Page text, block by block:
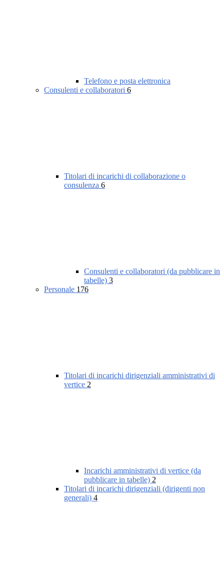
Telefono e posta elettronica
Consulenti e collaboratori 6
Titolari di incarichi di collaborazione o
consulenza 6
Consulenti e collaboratori (da pubblicare in
tabelle) 3
Personale 176
Titolari di incarichi dirigenziali amministrativi di
vertice 2
Incarichi amministrativi di vertice (da
pubblicare in tabelle) 2
Titolari di incarichi dirigenziali (dirigenti non
generali) 4